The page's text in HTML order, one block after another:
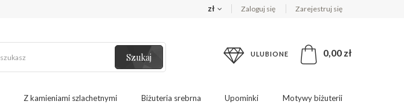
zł Zaloguj się Zarejestruj się
Szukaj ULUBIONE 0,00 zł
Z kamieniami szlachetnymi Biżuteria srebrna Upominki Motywy biżuterii